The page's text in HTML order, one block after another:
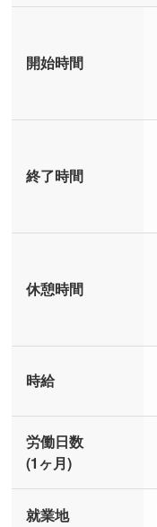
開始時間
終了時間
休憩時間
時給
労働日数
(1ヶ月)
就業地